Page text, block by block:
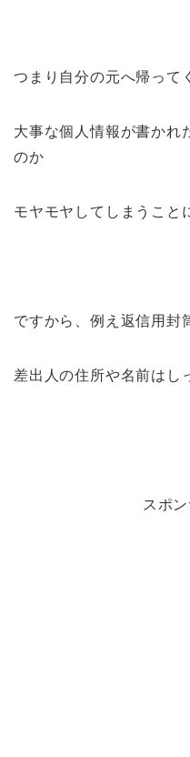
つまり自分の元へ帰って
大事な個人情報が書かれ
のか
モヤモヤしてしまうこと
ですから、例え返信用封
差出人の住所や名前はし
スポ